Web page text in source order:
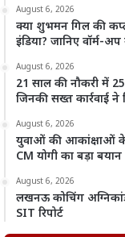
August 6, 2026
क्या शुभमन गिल की
इंडिया? जानिए वॉर्म-
August 6, 2026
21 साल की नौकरी में
जिनकी सख्त कार्रवाई ने
August 6, 2026
युवाओं की आकांक्षाओं के
CM योगी का बड़ा बयान
August 6, 2026
लखनऊ कोचिंग
SIT रिपोर्ट